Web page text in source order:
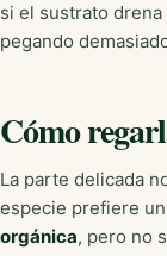
si el sustrato
pegando
Cómo
La parte delicada
especie prefiere
orgánica, pero no